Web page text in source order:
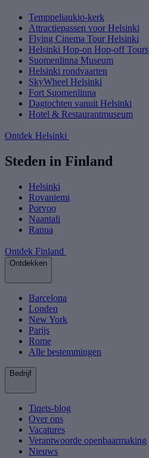
Temppeliaukio-kerk
Attractiepassen voor Helsinki
Flying Cinema Tour Helsinki
Helsinki Hop-on Hop-off Tours
Suomenlinna Museum
Helsinki rondvaarten
SkyWheel Helsinki
Fort Suomenlinna
Dagtochten vanuit Helsinki
Hotel & Restaurantmuseum
Ontdek Helsinki
Steden in Finland
Helsinki
Rovaniemi
Porvoo
Naantali
Ranua
Ontdek Finland
Ontdekken
Barcelona
Londen
New York
Parijs
Rome
Alle bestemmingen
Bedrijf
Tiqets-blog
Over ons
Vacatures
Verantwoorde openbaarmaking
Nieuws